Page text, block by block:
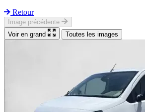
Retour
Image précédente
Voir en grand
Toutes les images